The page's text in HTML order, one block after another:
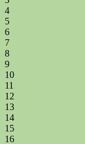
4
5
6
7
8
9
10
11
12
13
14
15
16